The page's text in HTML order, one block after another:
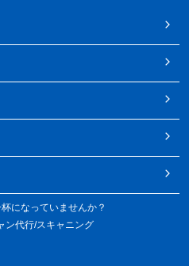
になっていませんか？
ン代行/スキャニング